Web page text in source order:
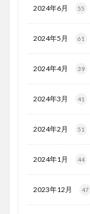
2024年6月 55
2024年5月 61
2024年4月 39
2024年3月 41
2024年2月 51
2024年1月 44
2023年12月 47